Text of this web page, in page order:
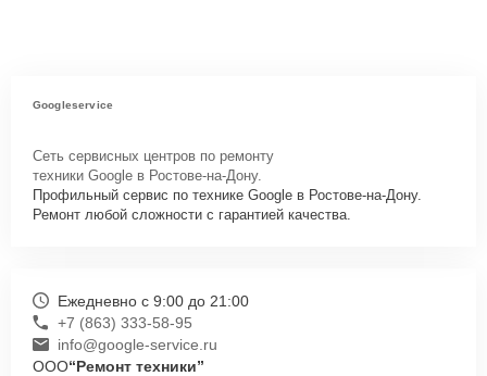
Googleservice
Сеть сервисных центров по ремонту
техники Google в Ростове-на-Дону.
Профильный сервис по технике Google в Ростове-на-Дону.
Ремонт любой сложности с гарантией качества.
Ежедневно с 9:00 до 21:00
+7 (863) 333-58-95
info@google-service.ru
ООО“Ремонт техники”